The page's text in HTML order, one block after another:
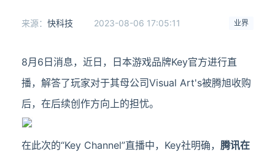
业界
来源： 快科技 2023-08-06 17:05:11
8月6日消息，近日，日本游戏品牌Key官方进行直
播，解答了玩家对于其母公司Visual Art's被腾旭收购
后，在后续创作方向上的担忧。
在此次的“Key Channel”直播中，Key社明确， 腾讯在